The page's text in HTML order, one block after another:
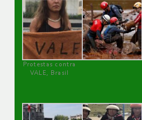
Protestas contra
VALE, Brasil